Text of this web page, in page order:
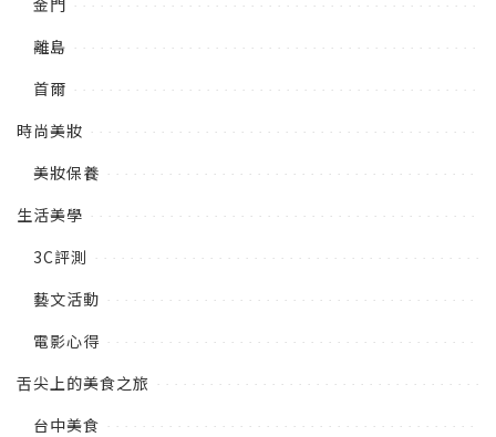
離島
首爾
時尚美妝
美妝保養
生活美學
3C評測
藝文活動
電影心得
舌尖上的美食之旅
台中美食